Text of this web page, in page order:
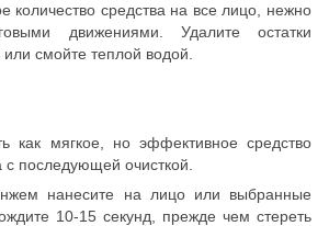
количество средства на все лицо, нежно
движениями. Удалите остатки
смойте теплой водой.
как мягкое, но эффективное средство
последующей очисткой.
нанесите на лицо или выбранные
10-15 секунд, прежде чем стереть